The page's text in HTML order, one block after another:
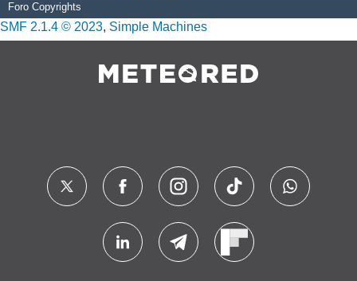
Foro Copyrights
SMF 2.1.4 © 2023, Simple Machines